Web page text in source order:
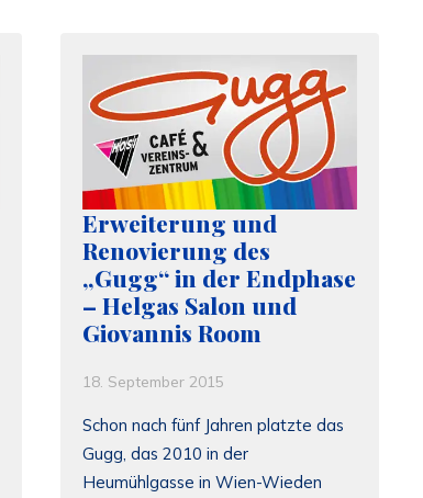
Erweiterung und
Renovierung des
„Gugg“ in der Endphase
– Helgas Salon und
Giovannis Room
18. September 2015
Schon nach fünf Jahren platzte das
Gugg, das 2010 in der
Heumühlgasse in Wien-Wieden